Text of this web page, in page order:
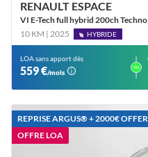
RENAULT ESPACE
VI E-Tech full hybrid 200ch Techno
10 KM | 2025
HYBRIDE
LOA sans apport dès
559 €/mois
ou
REPRISE ARGUS®️ + 2000€
OFFRE LOA